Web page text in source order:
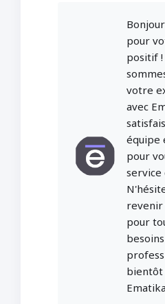
pour
positif !
votre
avec
équipe
pour
service
revenir
pour
besoins
bientôt